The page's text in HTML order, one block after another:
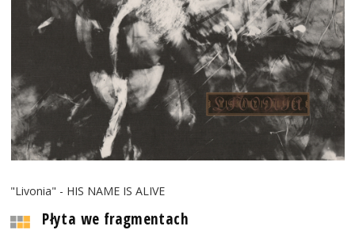
"Livonia" - HIS NAME IS ALIVE
Płyta we fragmentach